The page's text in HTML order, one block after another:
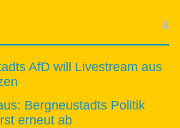
AfD will Livestream aus
Bergneustadts Politik
erneut ab